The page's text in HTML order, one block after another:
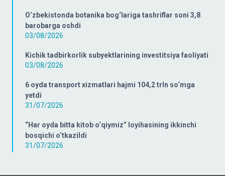
O‘zbekistonda botanika bog‘lariga tashriflar soni 3,8
barobarga oshdi
03/08/2026
Kichik tadbirkorlik subyektlarining investitsiya faoliyati
03/08/2026
6 oyda transport xizmatlari hajmi 104,2 trln so‘mga
yetdi
31/07/2026
“Har oyda bitta kitob o‘qiymiz” loyihasining ikkinchi
bosqichi o‘tkazildi
31/07/2026